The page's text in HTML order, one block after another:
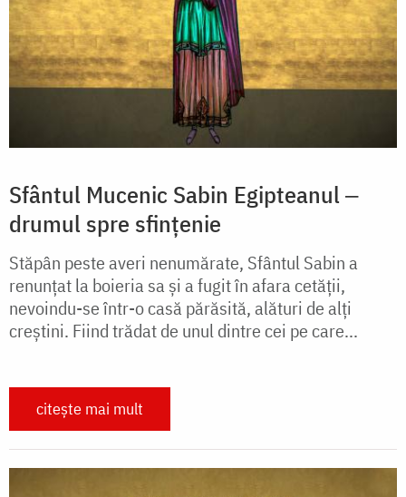
Sfântul Mucenic Sabin Egipteanul ‒
drumul spre sfințenie
Stăpân peste averi nenumărate, Sfântul Sabin a
renunțat la boieria sa și a fugit în afara cetății,
nevoindu-se într-o casă părăsită, alături de alți
creștini. Fiind trădat de unul dintre cei pe care...
citește mai mult